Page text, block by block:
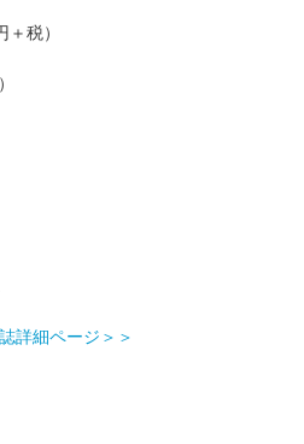
税）
詳細ページ＞＞